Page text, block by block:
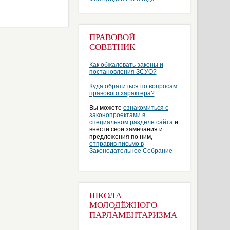
ПРАВОВОЙ
СОВЕТНИК
Как обжаловать законы и
постановления ЗСУО?
Куда обратиться по вопросам
правового характера?
Вы можете ознакомиться с
законопроектами в
специальном разделе сайтаи
внести свои замечания и
предложения по ним,
отправив письмо в
Законодательное Собрание
ШКОЛА
МОЛОДЁЖНОГО
ПАРЛАМЕНТАРИЗМА